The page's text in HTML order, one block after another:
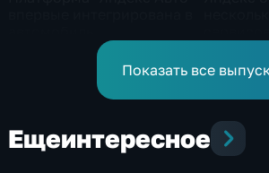
Показать все
Ещеинтересное